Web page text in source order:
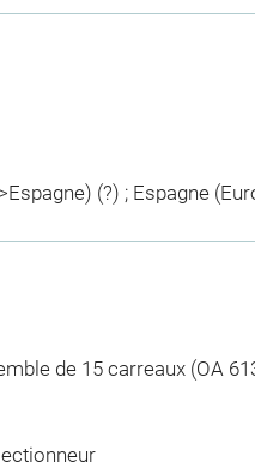
(?) ; Espagne
de 15 carreaux (OA